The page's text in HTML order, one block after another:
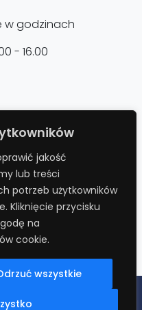
jakość
lub treści
potrzeb użytkowników
Kliknięcie przycisku
na
cookie.
wszystkie
w godzinach
- 16.00
gwarancji
o kolejne 12
stronie.
RODO